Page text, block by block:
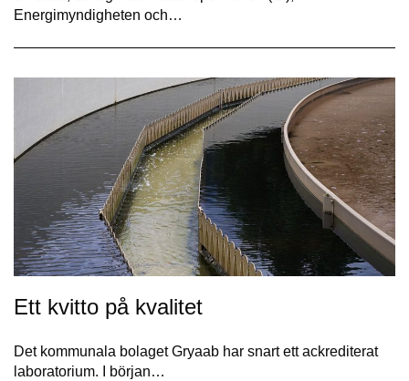
Energimyndigheten och…
Ett kvitto på kvalitet
Det kommunala bolaget Gryaab har snart ett ackrediterat
laboratorium. I början…